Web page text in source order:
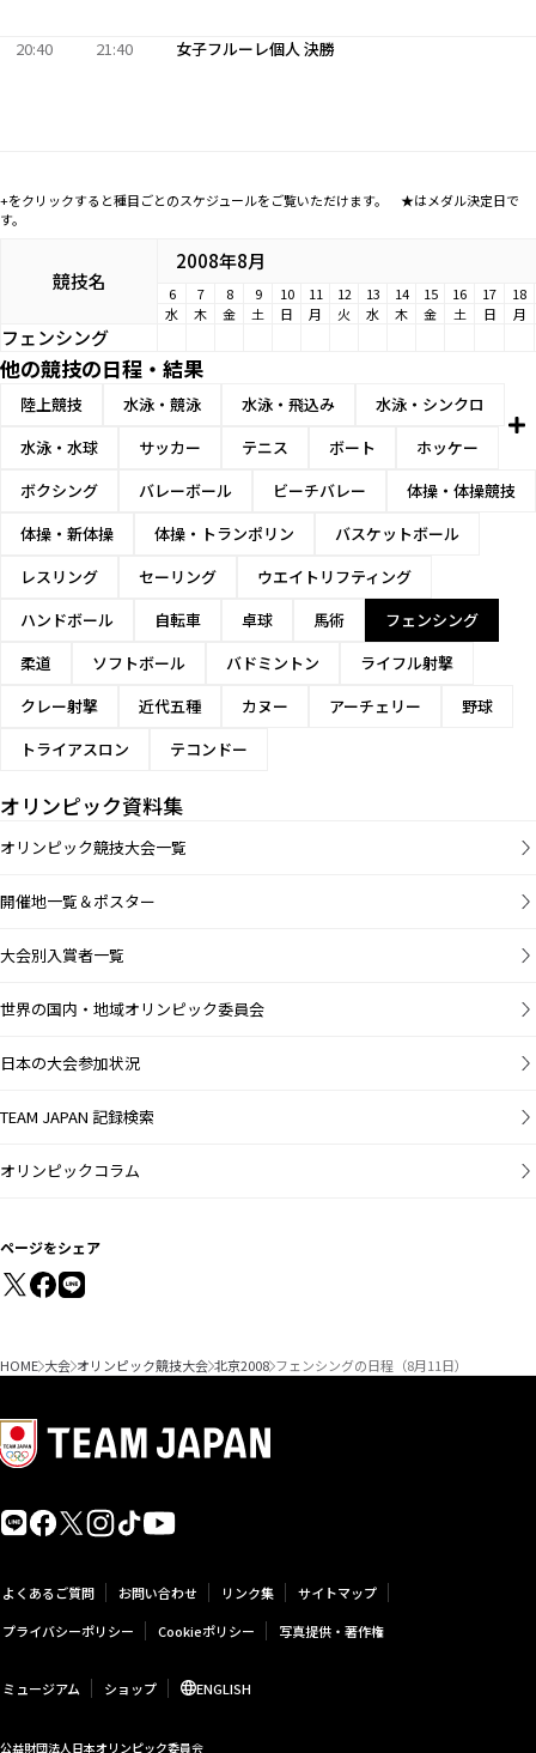
20:40 21:40 女子フルーレ個人 決勝
+をクリックすると種目ごとのスケジュールをご覧いただけます。 ★はメダル決定日で
す。
競技名
2008年8月
6 7 8 9 10 11 12 13 14 15 16 17
18
水
木 金 土 日 月 火 水 木 金 土 日 月
フェンシング
他の競技の日程・結果
陸上競技 水泳・競泳 水泳・飛込み
水泳・シンクロ
水泳・水球
サッカー テニス ボート
ホッケー
ボクシング
バレーボール ビーチバレー
体操・体操競技
体操・新体操
体操・トランポリン
バスケットボール
レスリング
セーリング
ウエイトリフティング
ハンドボール
自転車 卓球 馬術
フェンシング
柔道
ソフトボール バドミントン
ライフル射撃
クレー射撃
近代五種 カヌー アーチェリー
野球
トライアスロン
テコンドー
オリンピック資料集
オリンピック競技大会一覧
開催地一覧＆ポスター
大会別入賞者一覧
世界の国内・地域オリンピック委員会
日本の大会参加状況
TEAM JAPAN 記録検索
オリンピックコラム
ページをシェア
HOME 大会 オリンピック競技大会 北京2008 フェンシングの日程（8月11日）
よくあるご質問 お問い合わせ リンク集
サイトマップ
プライバシーポリシー
Cookieポリシー 写真提供・著作権
ミュージアム ショップ ENGLISH
公益財団法人日本オリンピック委員会